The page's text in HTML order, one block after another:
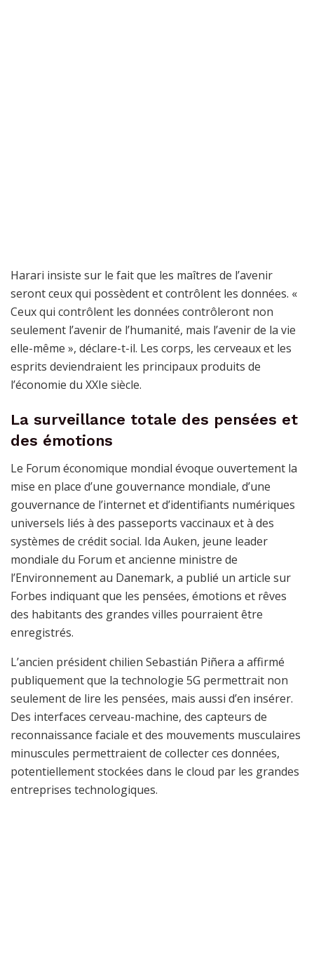
Harari insiste sur le fait que les maîtres de l’avenir
seront ceux qui possèdent et contrôlent les données. «
Ceux qui contrôlent les données contrôleront non
seulement l’avenir de l’humanité, mais l’avenir de la vie
elle-même », déclare-t-il. Les corps, les cerveaux et les
esprits deviendraient les principaux produits de
l’économie du XXIe siècle.
La surveillance totale des pensées et
des émotions
Le Forum économique mondial évoque ouvertement la
mise en place d’une gouvernance mondiale, d’une
gouvernance de l’internet et d’identifiants numériques
universels liés à des passeports vaccinaux et à des
systèmes de crédit social. Ida Auken, jeune leader
mondiale du Forum et ancienne ministre de
l’Environnement au Danemark, a publié un article sur
Forbes indiquant que les pensées, émotions et rêves
des habitants des grandes villes pourraient être
enregistrés.
L’ancien président chilien Sebastián Piñera a affirmé
publiquement que la technologie 5G permettrait non
seulement de lire les pensées, mais aussi d’en insérer.
Des interfaces cerveau-machine, des capteurs de
reconnaissance faciale et des mouvements musculaires
minuscules permettraient de collecter ces données,
potentiellement stockées dans le cloud par les grandes
entreprises technologiques.